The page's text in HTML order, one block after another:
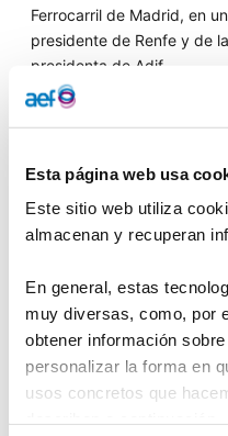
Esta página web usa
Este sitio web utiliza
almacenan y recuperan
En general, estas
muy diversas, como, por
obtener información
personalizar la forma en
usos concretos que
Ferrocarril de Madrid, en
presidente de Renfe y de
presidenta de Adif.
Esta edición de los
celebrar el 175.º
peninsular, la línea
de octubre de 1848. Para
se ha añadido en esta
El segundo premio de
Rosario, por ‘Un tren en el
premio de Cuento Rosa
de ida y vuelta’.